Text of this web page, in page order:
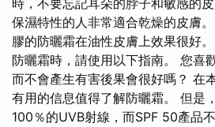
時，不要忘記耳朵的脖子和敏感的
保濕特性的人非常適合乾燥的皮膚
膠的防曬霜在油性皮膚上效果很好
防曬霜時，請使用以下指南。 您喜
而不會產生有害後果會很好嗎？ 在
有用的信息值得了解防曬霜。 但是
100％的UVB射線，而SPF 50產品